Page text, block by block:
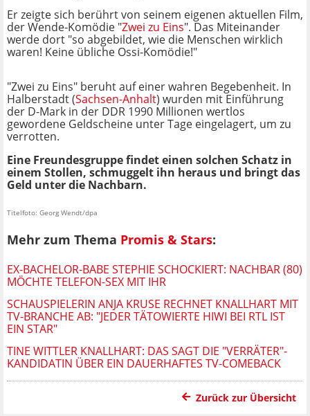
Er zeigte sich berührt von seinem eigenen aktuellen Film,
der Wende-Komödie "Zwei zu Eins". Das Miteinander
werde dort "so abgebildet, wie die Menschen wirklich
waren! Keine übliche Ossi-Komödie!"
"Zwei zu Eins" beruht auf einer wahren Begebenheit. In
Halberstadt (Sachsen-Anhalt) wurden mit Einführung
der D-Mark in der DDR 1990 Millionen wertlos
gewordene Geldscheine unter Tage eingelagert, um zu
verrotten.
Eine Freundesgruppe findet einen solchen Schatz in
einem Stollen, schmuggelt ihn heraus und bringt das
Geld unter die Nachbarn.
Titelfoto: Georg Wendt/dpa
Mehr zum Thema Promis & Stars:
EX-BACHELOR-BABE STEPHIE SCHOCKIERT: NACHBAR (80)
MÖCHTE TELEFON-SEX MIT IHR
SCHAUSPIELERIN ANJA KRUSE RECHNET KNALLHART MIT
TV-BRANCHE AB: "JEDER TÄTOWIERTE HIWI BEI RTL IST
EIN STAR"
TINE WITTLER KNALLHART: DAS SAGT DIE "VERRÄTER"-
KANDIDATIN ÜBER EIN DAUERHAFTES TV-COMEBACK
Zurück zur Übersicht